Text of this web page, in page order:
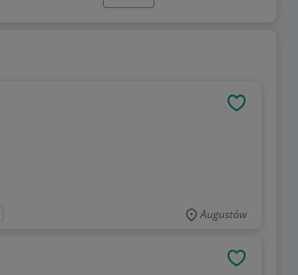
Augustów